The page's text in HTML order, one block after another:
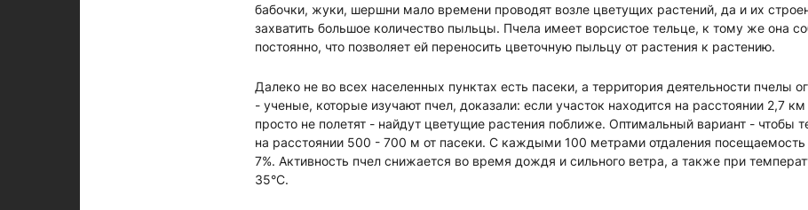
бабочки, жуки, шершни мало времени проводят возле цветущих растений, да и их
захватить большое количество пыльцы. Пчела имеет ворсистое тельце, к тому же она
постоянно, что позволяет ей переносить цветочную пыльцу от растения к растению.
Далеко не во всех населенных пунктах есть пасеки, а территория деятельности пчелы
- ученые, которые изучают пчел, доказали: если участок находится на расстоянии 2,7
просто не полетят - найдут цветущие растения поближе. Оптимальный вариант - чтобы
на расстоянии 500 - 700 м от пасеки. С каждыми 100 метрами отдаления
7%. Активность пчел снижается во время дождя и сильного ветра, а также при
35°С.